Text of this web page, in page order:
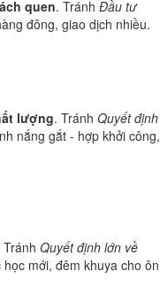
quen. Tránh Đầu tư
đông, giao dịch nhiều.
lượng. Tránh Quyết định
nắng gắt - hợp khởi công,
Tránh Quyết định lớn về
mới, đêm khuya cho ôn